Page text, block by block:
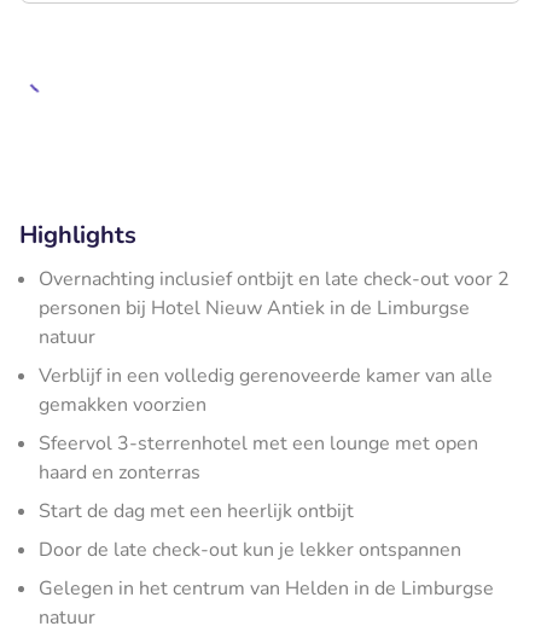
Highlights
Overnachting inclusief ontbijt en late check-out voor 2
personen bij Hotel Nieuw Antiek in de Limburgse
natuur
Verblijf in een volledig gerenoveerde kamer van alle
gemakken voorzien
Sfeervol 3-sterrenhotel met een lounge met open
haard en zonterras
Start de dag met een heerlijk ontbijt
Door de late check-out kun je lekker ontspannen
Gelegen in het centrum van Helden in de Limburgse
natuur